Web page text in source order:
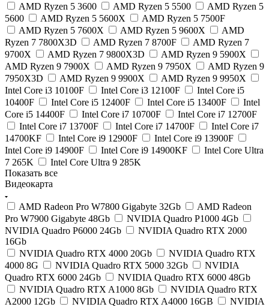
AMD Ryzen 5 3600 AMD Ryzen 5 5500
AMD Ryzen 5
5600
AMD Ryzen 5 5600X
AMD Ryzen 5 7500F
AMD Ryzen 5 7600X
AMD Ryzen 5 9600X
AMD
Ryzen 7 7800X3D
AMD Ryzen 7 8700F
AMD Ryzen 7
9700X
AMD Ryzen 7 9800X3D
AMD Ryzen 9 5900X
AMD Ryzen 9 7900X
AMD Ryzen 9 7950X
AMD Ryzen 9
7950X3D
AMD Ryzen 9 9900X
AMD Ryzen 9 9950X
Intel Core i3 10100F
Intel Core i3 12100F
Intel Core i5
10400F
Intel Core i5 12400F Intel Core i5 13400F
Intel
Core i5 14400F
Intel Core i7 10700F
Intel Core i7 12700F
Intel Core i7 13700F
Intel Core i7 14700F
Intel Core i7
14700KF
Intel Core i9 12900F
Intel Core i9 13900F
Intel Core i9 14900F
Intel Core i9 14900KF
Intel Core Ultra
7 265K
Intel Core Ultra 9 285K
Показать все
Видеокарта
AMD Radeon Pro W7800 Gigabyte 32Gb
AMD Radeon
Pro W7900 Gigabyte 48Gb
NVIDIA Quadro P1000 4Gb
NVIDIA Quadro P6000 24Gb
NVIDIA Quadro RTX 2000
16Gb
NVIDIA Quadro RTX 4000 20Gb
NVIDIA Quadro RTX
4000 8G
NVIDIA Quadro RTX 5000 32Gb
NVIDIA
Quadro RTX 6000 24Gb
NVIDIA Quadro RTX 6000 48Gb
NVIDIA Quadro RTX A1000 8Gb
NVIDIA Quadro RTX
A2000 12Gb
NVIDIA Quadro RTX A4000 16GB
NVIDIA